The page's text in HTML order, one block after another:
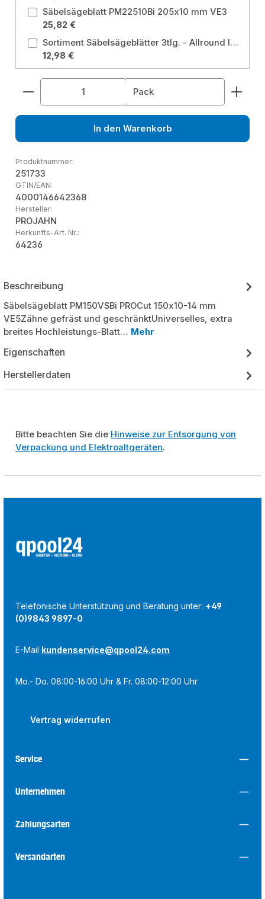
Säbelsägeblatt PM22510Bi 205x10 mm VE3
25,82 €
Sortiment Säbelsägeblätter 3tlg. - Allround Inhalt je 1 Stück: 64111, 64253, 64232
12,98 €
Produkt Anzahl: Gib den gewünschten Wert
Pack
In den Warenkorb
Produktnummer:
251733
GTIN/EAN:
4000146642368
Hersteller:
PROJAHN
Herkunfts-Art. Nr.:
64236
Beschreibung
Säbelsägeblatt PM150VSBi PROCut 150x10-14 mm
VE5Zähne gefräst und geschränktUniverselles, extra
breites Hochleistungs-Blatt… Mehr
Eigenschaften
Herstellerdaten
Bitte beachten Sie die Hinweise zur Entsorgung von
Verpackung und Elektroaltgeräten.
Telefonische Unterstützung und Beratung unter: +49
(0)9843 9897-0
E-Mail kundenservice@qpool24.com
Mo.- Do. 08:00-16:00 Uhr & Fr. 08:00-12:00 Uhr
Vertrag widerrufen
Service
Unternehmen
Zahlungsarten
Versandarten